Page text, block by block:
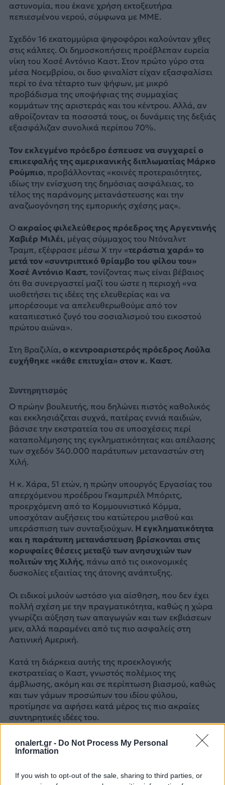
onalert.gr - Do Not Process My Personal
Information
If you wish to opt-out of the sale, sharing to third parties, or
αστυνομία, που έκανε χρήση εκτοξευτήρα
πεπιεσμένου νερού, σύμφωνα με ΜΜΕ.
Σχεδόν 16 εκατομμύρια ψηφοφόροι καλούνταν χθες
στις κάλπες. Οι δημοσκοπήσεις προέβλεπαν ευρεία
νίκη του Χοσέ Αντόνιο Καστ. Στον πρώτο γύρο στα
μέσα Νοεμβρίου, οι δυο φιναλίστ είχαν εξασφαλίσει
περί το ένα τέταρτο των ψήφων, με μικρό
προβάδισμα της υποψήφιας της συμμαχίας
κομμάτων της αριστεράς και του κέντρου. Αλλά, αν
αθροίζονταν τα ποσοστά τους, οι δυνάμεις της δεξιάς
εξασφάλιζαν συνολικά περίπου 70%.
Τον εκλεγμένο πρόεδρο έσπευσε να συγχαρεί ο
επικεφαλής της αμερικανικής διπλωματίας Μάρκο
Ρούμπιο, προβάλλοντας «κοινές προτεραιότητες,
ιδίως την ενίσχυση της δημόσιας ασφάλειας, το
τέλος της παράνομης μετανάστευσης και την
αναζωογόνηση της εμπορικής σχέσης μας».
Οακραίος φιλελεύθερος πρόεδρος της Αργεντινής
Χαβιέρ Μιλέι, μέγας σύμμαχος του Ντόναλντ
Τραμπ, εξέφρασε μέσω X την «τεράστια χαρά» το
μετά τον «συντριπτικό θρίαμβο του φίλου του»
Χοσέ Αντόνιο Καστ, τονίζοντας πως είναι βέβαιος
ότι θα συνεργαστεί μαζί του ώστε η περιοχή «να
υιοθετήσει τις ιδέες της ελευθερίας και να
μπορέσουμε να απελευθερωθούμε από τον
καταπιεστικό ζυγό του σοσιαλισμού του εικοστού
πρώτου αιώνα».
Στη Βραζιλία, ο κεντροαριστερός πρόεδρος Λούλα
ευχήθηκε «κάθε επιτυχία» στον κ. Καστ.
Συντηρητισμός
Ο πρώην βουλευτής, που δηλώνει πιστός καθολικός
και εκκλησιάζεται συχνά, πατέρας εννιά παιδιών,
βάσισε την εκστρατεία του σε υποσχέσεις περί
καταπολέμησης της εγκληματικότητας και απέλασης
των σχεδόν 340.000 παράτυπων μεταναστών στη
Χιλή.
Η κ. Χάρα, 51 ετών, η πρώην υπουργός Εργασίας του
απερχόμενου προέδρου Γκαμπριέλ Μπόριτς,
προερχόμενη από το Κομμουνιστικό Κόμμα,
υποσχόταν αυξήσεις του κατώτερου μισθού και
υπεράσπιση των συνταξιούχων. Η εγκληματικότητα
και η παράτυπη μετανάστευση βρίσκονται στις
κορυφαίες θέσεις μεταξύ των ανησυχιών των
πολιτών της Χιλής, πάνω από τις οικονομικές
δυσκολίες εξαιτίας της άτονης ανάπτυξης.
Οι ειδικοί μιλούν ωστόσο για αίσθηση, που δεν έχει
πολλή σχέση με την πραγματικότητα, καθώς η χώρα
γνωρίζει αύξηση των απαγωγών και των εκβιάσεων
μεν, αλλά παραμένει από τις πιο ασφαλείς στη
Λατινική Αμερική.
Κατά τη διάρκεια αυτής της προεκλογικής
εκστρατείας ο Καστ, γνωστός πολέμιος της
άμβλωσης, ακόμη και σε περίπτωση βιασμού, καθώς
και των γάμων προσώπων του ιδίου φύλου,
προτίμησε να αφήσει κατά μέρος τις πιο ακραίες
συντηρητικές ιδέες του.
Η ρητορική της δεξιάς και της άκρας δεξιάς για το
ζήτημα της ασφάλειας βρήκε εύφορο έδαφος στη
απογοητεύσεις. Η κοινωνική έκρηξη του 2019, με